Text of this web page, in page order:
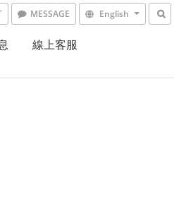
MESSAGE English
線上客服